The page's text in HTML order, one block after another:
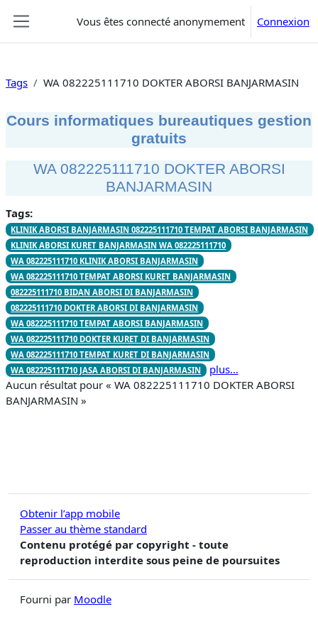
Vous êtes connecté anonymement Connexion
Tags WA 082225111710 DOKTER ABORSI BANJARMASIN
Cours informatiques bureautiques gestion
gratuits
WA 082225111710 DOKTER ABORSI
BANJARMASIN
Tags:
KLINIK ABORSI BANJARMASIN 082225111710 TEMPAT ABORSI BANJARMASIN
KLINIK ABORSI KURET BANJARMASIN WA 082225111710
WA 082225111710 KLINIK ABORSI BANJARMASIN
WA 082225111710 TEMPAT ABORSI KURET BANJARMASIN
082225111710 BIDAN ABORSI DI BANJARMASIN
082225111710 DOKTER ABORSI DI BANJARMASIN
WA 082225111710 TEMPAT ABORSI BANJARMASIN
WA 082225111710 DOKTER KURET DI BANJARMASIN
WA 082225111710 TEMPAT KURET DI BANJARMASIN
WA 082225111710 JASA ABORSI DI BANJARMASIN
plus…
Aucun résultat pour « WA 082225111710 DOKTER ABORSI
BANJARMASIN »
Obtenir l’app mobile
Passer au thème standard
Contenu protégé par copyright - toute
reproduction interdite sous peine de poursuites
Fourni par Moodle